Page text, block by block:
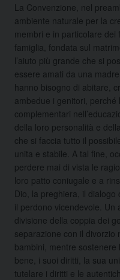
La Convenzione, nel
ambiente naturale per la
membri e in particolare dei
famiglia, fondata sul
l’aiuto più grande che si
essere amati da una
hanno bisogno di abitare,
ambedue i genitori,
complementari
della loro personalità e
che si faccia tutto il
unita e stabile. A tal fine,
perdere mai di vista le
loro patto coniugale e a
Dio, la preghiera, il dialogo
il perdono vicendevole. Un
divisione della coppia dei
separazione con il divorzio
bambini, mentre
bene, i suoi diritti, la sua
tutelare i diritti e le